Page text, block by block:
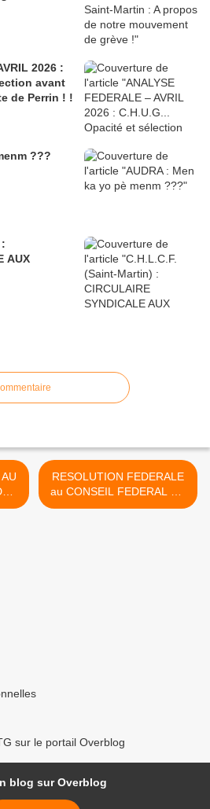
2026 :
avant
de Perrin ! !
???
AUX
:
RESOLUTION FEDERALE
au CONSEIL FEDERAL DU
VENDREDI 27 Mars 2026 :
sur le portail Overblog
blog sur Overblog